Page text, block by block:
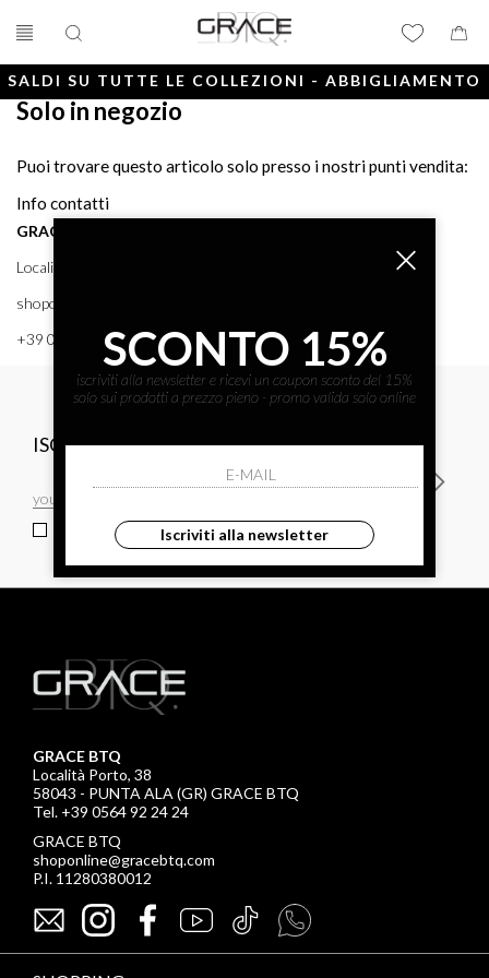
SALDI SU TUTTE LE COLLEZIONI - ABBIGLIAMENTO
Solo in negozio
Puoi trovare questo articolo solo presso i nostri punti vendita:
Info contatti
GRACE BTQ
Località Porto, 38 58043 - PUNTA ALA (GR) GRACE BTQ
shoponline@gracebtq.com
+39 0564 92 24 24
ISCRIVITI ALLA NEWSLETTER
ho letto ed accettato le condizioni sulla privacy.
GRACE BTQ
Località Porto, 38
58043 - PUNTA ALA (GR) GRACE BTQ
Tel. +39 0564 92 24 24
GRACE BTQ
shoponline@gracebtq.com
P.I. 11280380012
SCONTO 15%
iscriviti alla newsletter e ricevi un coupon sconto del 15%
solo sui prodotti a prezzo pieno - promo valida solo online
Iscriviti alla newsletter